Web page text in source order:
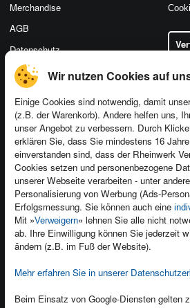
Wir nutzen Cookies auf
Einige Cookies sind notwendig, damit
(z.B. der Warenkorb). Andere helfen uns,
unser Angebot zu verbessern. Durch
erklären Sie, dass Sie mindestens 16
einverstanden sind, dass der Rheinwerk
Cookies setzen und personenbezogene
unserer Webseite verarbeiten - unter
Personalisierung von Werbung (Ads-
Erfolgsmessung. Sie können auch eine
Mit »Verweigern« lehnen Sie alle nicht
ab. Ihre Einwilligung können Sie jederzeit
ändern (z.B. im Fuß der Website).
Mehr erfahren Sie in unserer
Beim Einsatz von Google-Diensten gelten
Kontakt
Newsletter
Für Unternehmen
Presseservice
Dozentenservice
Ein
Merchandise
AGB
Datenschutz
Kundenservice
Wir sind gerne für Sie da!